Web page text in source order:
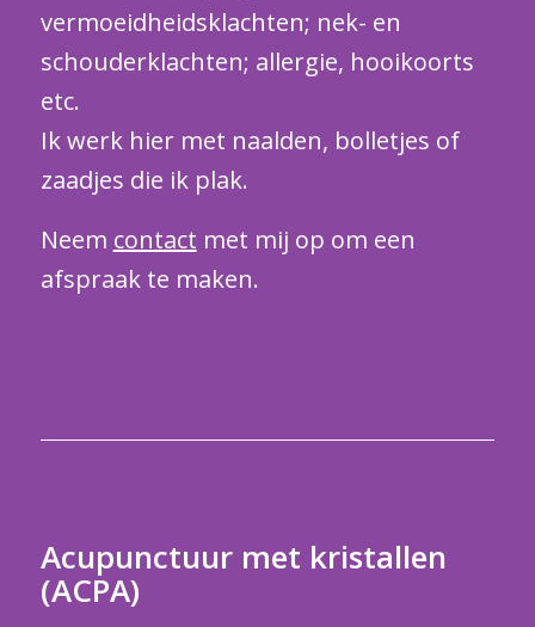
vermoeidheidsklachten; nek- en
schouderklachten; allergie, hooikoorts
etc.
Ik werk hier met naalden, bolletjes of
zaadjes die ik plak.
Neem contact met mij op om een
afspraak te maken.
Acupunctuur met kristallen
(ACPA)